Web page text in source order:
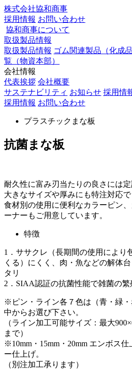
株式会社協和商事
採用情報 お問い合わせ
協和商事について
取扱製品情報
取扱製品情報 ゴム関連製品（化成品
覧（物資本部）
会社情報
代表挨拶 会社概要
サステナビリティ お知らせ 採用情
採用情報 お問い合わせ
プラスチックまな板
抗菌まな板
耐久性に富み刃当たりの良さには定
大きなサイズや厚みにも特注対応で
食材別の使用に便利なカラーピン
ーナーもご用意しています。
特徴
1．ササクレ（長期間の使用により
くる）にくく、肉・魚などの解体
タリ
2．SIAA認証の抗菌性能で雑菌の繁
※ピン・ライン各７色は（青・緑
中からお選び下さい。
（ライン加工可能サイズ：最大
まで）
※10mm・15mm・20mm エンボス
ー仕上げ。
（別注加工承ります）